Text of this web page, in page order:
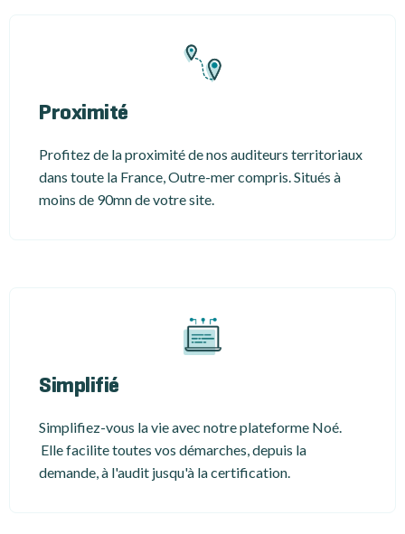
Proximité
Profitez de la proximité de nos auditeurs territoriaux
dans toute la France, Outre-mer compris. Situés à
moins de 90mn de votre site.
Simplifié
Simplifiez-vous la vie avec notre plateforme Noé.
Elle facilite toutes vos démarches, depuis la
demande, à l'audit jusqu'à la certification.